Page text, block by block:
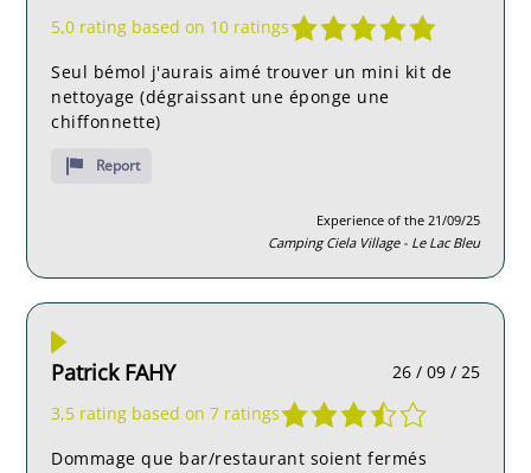
5,0 rating based on 10 ratings
Seul bémol j'aurais aimé trouver un mini kit de
nettoyage (dégraissant une éponge une
chiffonnette)
Report
Experience of the 21/09/25
Camping Ciela Village - Le Lac Bleu
Patrick FAHY
26 / 09 / 25
3,5 rating based on 7 ratings
Dommage que bar/restaurant soient fermés